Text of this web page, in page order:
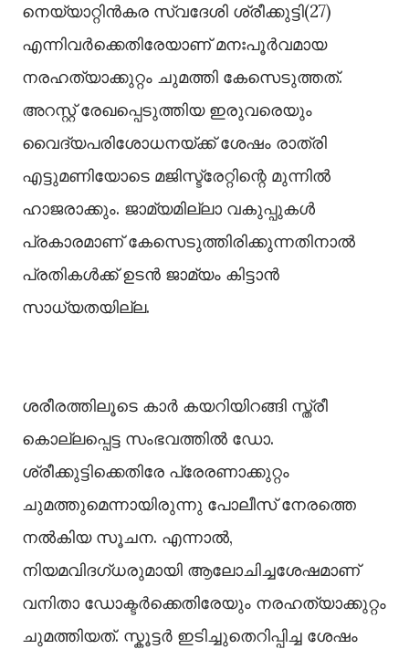
നെയ്യാറ്റിൻകര സ്വദേശി ശ്രീക്കുട്ടി(27)
എന്നിവർക്കെതിരേയാണ് മനഃപൂർവമായ
നരഹത്യാക്കുറ്റം ചുമത്തി കേസെടുത്തത്.
അറസ്റ്റ് രേഖപ്പെടുത്തിയ ഇരുവരെയും
വൈദ്യപരിശോധനയ്ക്ക് ശേഷം രാത്രി
എട്ടുമണിയോടെ മജിസ്ട്രേറ്റിന്റെ മുന്നില്‍
ഹാജരാക്കും. ജാമ്യമില്ലാ വകുപ്പുകള്‍
പ്രകാരമാണ് കേസെടുത്തിരിക്കുന്നതിനാല്‍
പ്രതികള്‍ക്ക് ഉടൻ ജാമ്യം കിട്ടാൻ
സാധ്യതയില്ല.
ശരീരത്തിലൂടെ കാർ കയറിയിറങ്ങി സ്ത്രീ
കൊല്ലപ്പെട്ട സംഭവത്തില്‍ ഡോ.
ശ്രീക്കുട്ടിക്കെതിരേ പ്രേരണാക്കുറ്റം
ചുമത്തുമെന്നായിരുന്നു പോലീസ് നേരത്തെ
നല്‍കിയ സൂചന. എന്നാല്‍,
നിയമവിദഗ്ധരുമായി ആലോചിച്ചശേഷമാണ്
വനിതാ ഡോക്ടർക്കെതിരേയും നരഹത്യാക്കുറ്റം
ചുമത്തിയത്. സ്കൂട്ടർ ഇടിച്ചുതെറിപ്പിച്ച ശേഷം